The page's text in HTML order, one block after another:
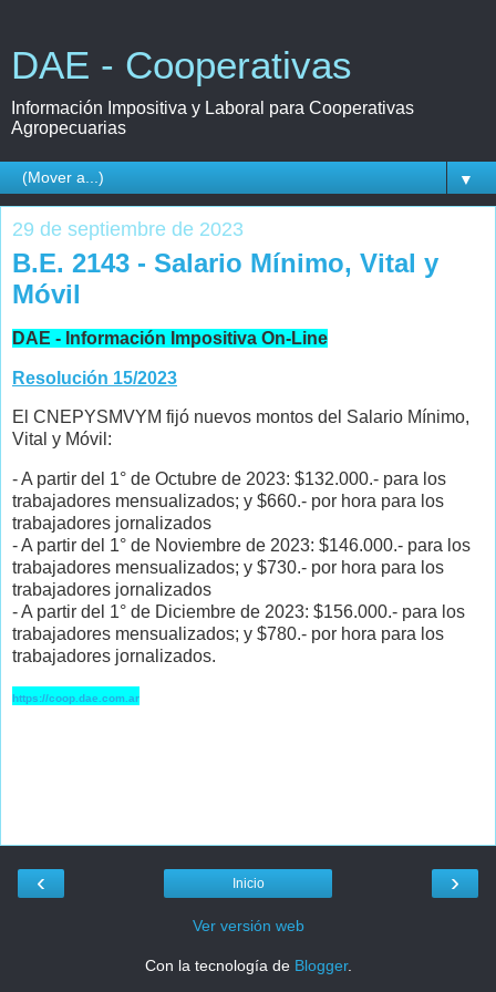
DAE - Cooperativas
Información Impositiva y Laboral para Cooperativas
Agropecuarias
▼
29 de septiembre de 2023
B.E. 2143 - Salario Mínimo, Vital y
Móvil
DAE - Información Impositiva On-Line
Resolución 15/2023
El CNEPYSMVYM fijó nuevos montos del Salario Mínimo,
Vital y Móvil:
- A partir del 1° de Octubre de 2023: $132.000.- para los
trabajadores mensualizados; y $660.- por hora para los
trabajadores jornalizados
- A partir del 1° de Noviembre de 2023: $146.000.- para los
trabajadores mensualizados; y $730.- por hora para los
trabajadores jornalizados
- A partir del 1° de Diciembre de 2023: $156.000.- para los
trabajadores mensualizados; y $780.- por hora para los
trabajadores jornalizados.
https://coop.dae.com.ar
‹ ›
Inicio
Ver versión web
Con la tecnología de Blogger.